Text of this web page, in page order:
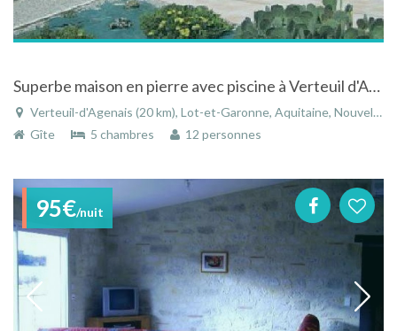
Superbe maison en pierre avec piscine à Verteuil d'Agenais en Lot et Garonne
Verteuil-d'Agenais (20 km), Lot-et-Garonne, Aquitaine, Nouvelle-Aquitaine, France
Gîte
5 chambres 12 personnes
95€/nuit